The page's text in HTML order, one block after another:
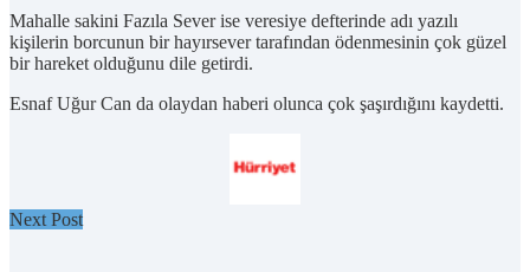
Mahalle sakini Fazıla Sever ise veresiye defterinde adı yazılı
kişilerin borcunun bir hayırsever tarafından ödenmesinin çok güzel
bir hareket olduğunu dile getirdi.
Esnaf Uğur Can da olaydan haberi olunca çok şaşırdığını kaydetti.
Next Post